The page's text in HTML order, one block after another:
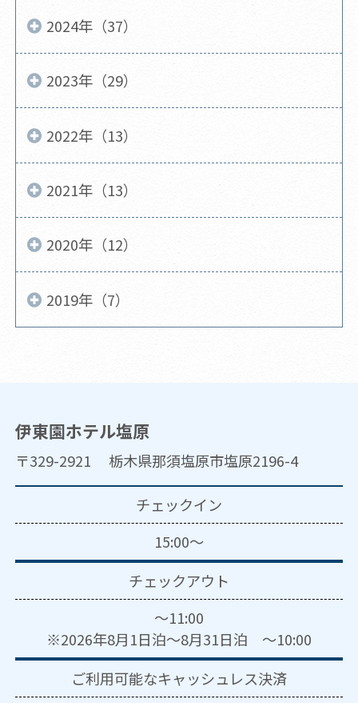
2024年（37）
2023年（29）
2022年（13）
2021年（13）
2020年（12）
2019年（7）
伊東園ホテル塩原
〒329-2921 栃木県那須塩原市塩原2196-4
チェックイン
15:00～
チェックアウト
～11:00
※2026年8月1日泊～8月31日泊 ～10:00
ご利用可能なキャッシュレス決済